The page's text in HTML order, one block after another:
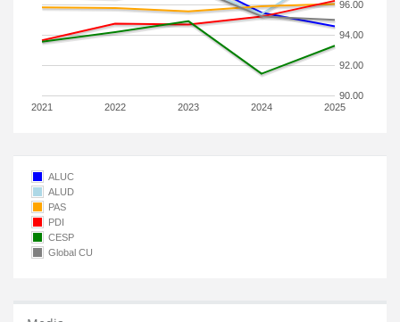
2021 2022 2023 2024 2025
90.00
92.00
94.00
96.00
ALUC
ALUD
PAS
PDI
CESP
Global CU